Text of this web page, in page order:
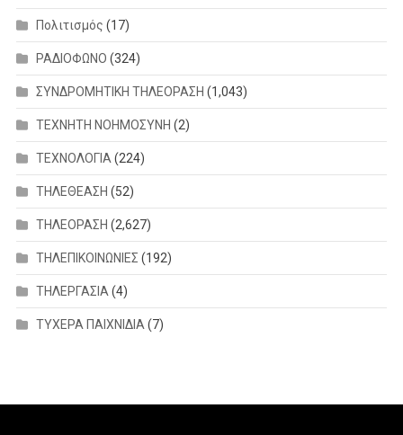
Πολιτισμός (17)
ΡΑΔΙΟΦΩΝΟ (324)
ΣΥΝΔΡΟΜΗΤΙΚΗ ΤΗΛΕΟΡΑΣΗ (1,043)
ΤΕΧΝΗΤΗ ΝΟΗΜΟΣΥΝΗ (2)
ΤΕΧΝΟΛΟΓΙΑ(224)
ΤΗΛΕΘΕΑΣΗ (52)
ΤΗΛΕΟΡΑΣΗ (2,627)
ΤΗΛΕΠΙΚΟΙΝΩΝΙΕΣ (192)
ΤΗΛΕΡΓΑΣΙΑ(4)
ΤΥΧΕΡΑ ΠΑΙΧΝΙΔΙΑ(7)